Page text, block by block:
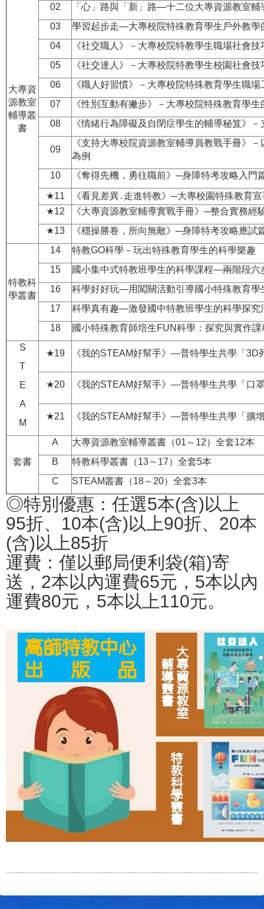
大專資
源教室
輔導叢
書
02
「心」路與「新」路—十二位大專資源教室
03
學習起步走—大專校院特殊教育學生戶外教學
04
《社交職人》－大專校院特教學生職場社會技
05
《社交達人》－大專校院特教學生校園社會技
06
《職人好習慣》－大專校院特殊教育學生職
07
《性別互動有撇步》－大專校院特殊教育學
08
《情緒行為障礙及自閉症學生的輔導秘笈》
09
《支持大專校院資源教室輔導員教戰手冊》
為例
10
《奪得先機，勇往職前》─身障特考攻略入門
★11
《看見差異․走進特教》─大專校園特殊教育
★12
《大專資源教室輔導實戰手冊》─整合實務經
★13
《穩操勝卷，所向無敵》─身障特考攻略應試
特教科
學叢書
14
特教GO科學－玩出特殊教育學生的科學樂趣
15
國小集中式特教班學生的科學課程—兩階段六
16
科學好好玩—用闖關活動引導國小特殊教育學
17
科學真有趣—激發國中特教班學生的科學探究
18
國小特殊教育師培生FUN科學：探究與實作
S
T
E
A
M
★19 《我的STEAM好幫手》—普特學生共學「3D
★20 《我的STEAM好幫手》—普特學生共學「口
★21 《我的STEAM好幫手》—普特學生共學「擴
套書
A
大專資源教室輔導叢書（01～12）全套12本
B
特教科學叢書（13～17）全套5本
C
STEAM叢書（18～20）全套3本
◎特別優惠：任選5本(含)以上
95折、10本(含)以上90折、20本
(含)以上85折
運費：僅以郵局便利袋(箱)寄
送，2本以內運費65元，5本以內
運費80元，5本以上110元。